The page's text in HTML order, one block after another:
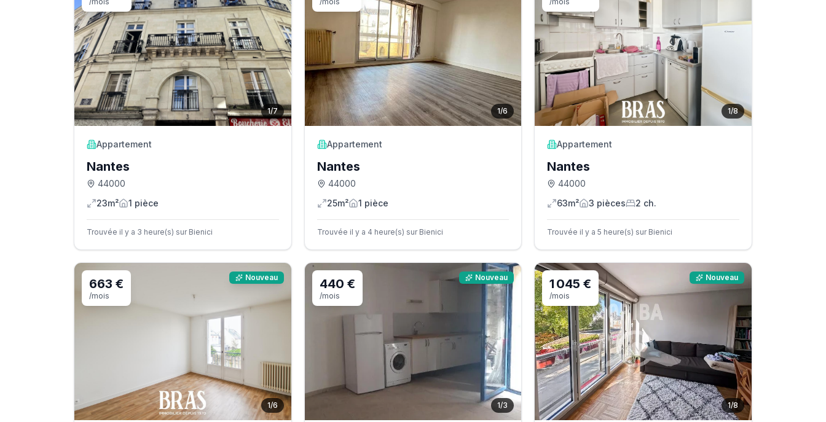
1/7
Appartement
Nantes
44000
23m²
1 pièce
Trouvée il y a 3 heure(s) sur Bienici
1/6
Appartement
Nantes
44000
25m²
1 pièce
Trouvée il y a 4 heure(s) sur Bienici
1/8
Appartement
Nantes
44000
63m²
3 pièces 2 ch.
Trouvée il y a 5 heure(s) sur Bienici
1/6
663 €
/mois
Nouveau
1/3
440 €
/mois
Nouveau
1/8
1 045 €
/mois
Nouveau